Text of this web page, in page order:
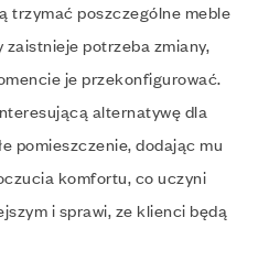
trzymać poszczególne meble
zaistnieje potrzeba zmiany,
je przekonfigurować.
alternatywę dla
pomieszczenie, dodając mu
komfortu, co uczyni
i sprawi, ze klienci będą